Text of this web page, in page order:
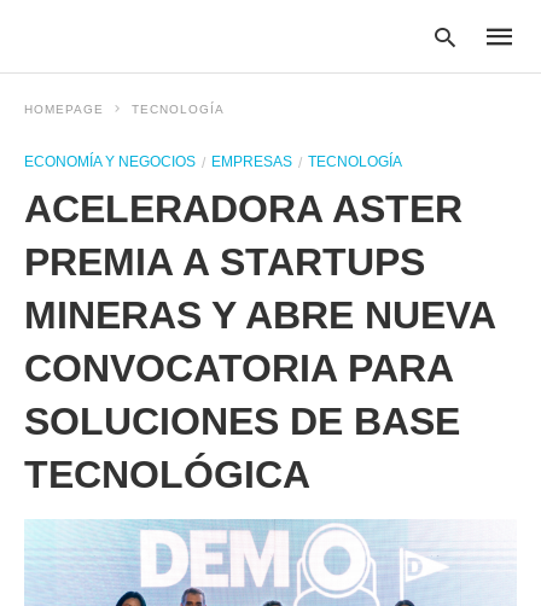
enter:
HOMEPAGE TECNOLOGÍA
ECONOMÍA Y NEGOCIOS EMPRESAS TECNOLOGÍA
ACELERADORA ASTER
PREMIA A STARTUPS
MINERAS Y ABRE NUEVA
CONVOCATORIA PARA
SOLUCIONES DE BASE
TECNOLÓGICA